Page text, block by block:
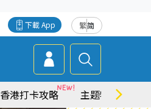
繁简
下載 App
香港打卡攻略 主题特集